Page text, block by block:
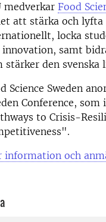
medverkar Food
att stärka och lyfta
locka
innovation, samt
stärker den svenska
Science Sweden
Conference,
to Crisis-
information och